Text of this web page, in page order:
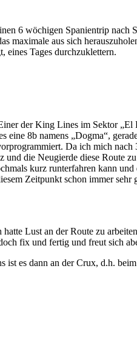
6 wöchigen Spanientrip nach
maximale aus sich
eines Tages durchzuklettern.
der King Lines im Sektor
8b namens „Dogma“,
Da ich mich
die Neugierde diese Route
kurz runterfahren kann
Zeitpunkt schon immer sehr
Lust an der Route zu
fix und fertig und freut sich
es dann an der Crux, d.h.